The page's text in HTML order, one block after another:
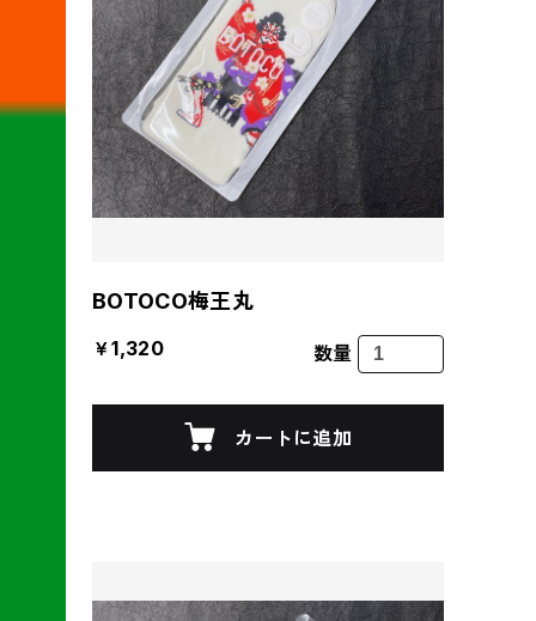
BOTOCO梅王丸
￥1,320 数量
カートに追加